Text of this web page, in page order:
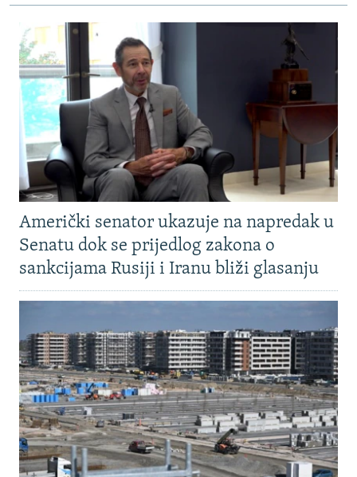
Američki senator ukazuje na napredak u
Senatu dok se prijedlog zakona o
sankcijama Rusiji i Iranu bliži glasanju